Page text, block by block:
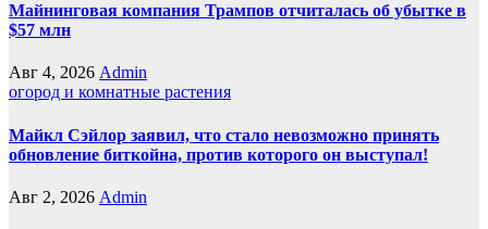
Майнинговая компания Трампов отчиталась об убытке в
$57 млн
Авг 4, 2026 Admin
огород и комнатные растения
Майкл Сэйлор заявил, что стало невозможно принять
обновление биткойна, против которого он выступал!
Авг 2, 2026 Admin